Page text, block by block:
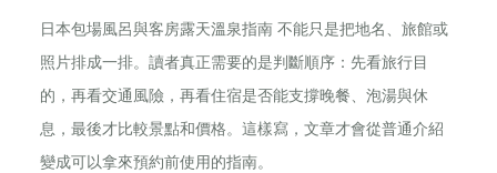
日本包場風呂與客房露天溫泉指南 不能只是把地名、旅館或
照片排成一排。讀者真正需要的是判斷順序：先看旅行目
的，再看交通風險，再看住宿是否能支撐晚餐、泡湯與休
息，最後才比較景點和價格。這樣寫，文章才會從普通介紹
變成可以拿來預約前使用的指南。